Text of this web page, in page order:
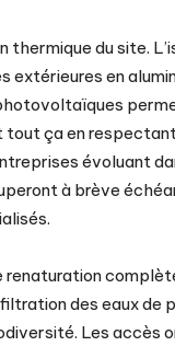
du site.
en
ça en
évoluant
à brève
renaturation
des eaux de
Les accès